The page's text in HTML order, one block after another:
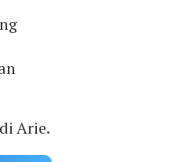
Arie.